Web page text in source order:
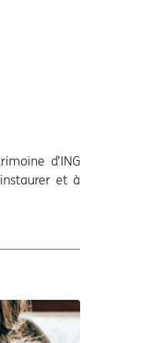
d’ING
et à